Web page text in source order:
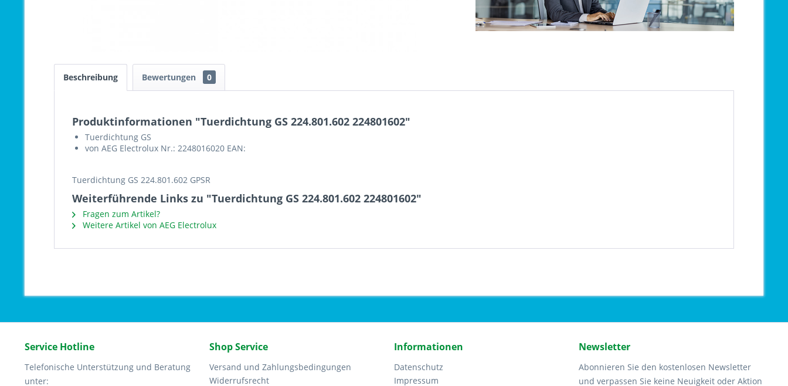
Beschreibung Bewertungen 0
Produktinformationen "Tuerdichtung GS 224.801.602 224801602"
Tuerdichtung GS
von AEG Electrolux Nr.: 2248016020 EAN:
Tuerdichtung GS 224.801.602 GPSR
Weiterführende Links zu "Tuerdichtung GS 224.801.602 224801602"
Fragen zum Artikel?
Weitere Artikel von AEG Electrolux
Service Hotline
Telefonische Unterstützung und Beratung
unter:
Shop Service
Versand und Zahlungsbedingungen
Widerrufsrecht
Informationen
Datenschutz
Impressum
Newsletter
Abonnieren Sie den kostenlosen Newsletter
und verpassen Sie keine Neuigkeit oder Aktion